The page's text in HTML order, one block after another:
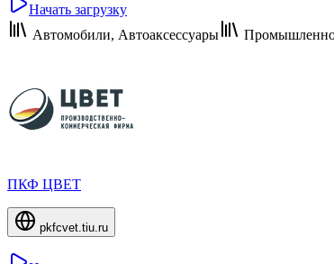
Начать загрузку
Автомобили, Автоаксессуары
ПКФ ЦВЕТ
pkfcvet.tiu.ru